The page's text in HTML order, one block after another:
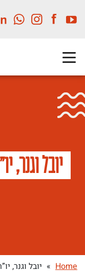
יובל וגנר,
Home
» יובל וגנר,